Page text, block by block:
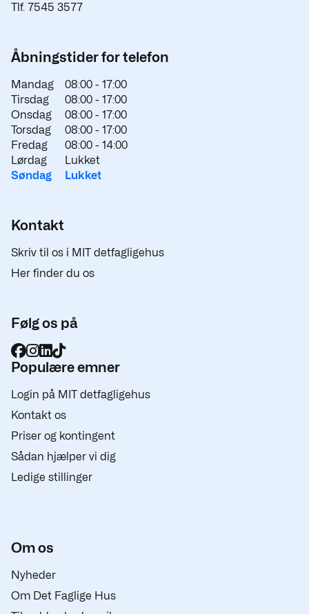
Tlf. 7545 3577
Åbningstider for telefon
Mandag 08:00 - 17:00
Tirsdag
08:00 - 17:00
Onsdag
08:00 - 17:00
Torsdag
08:00 - 17:00
Fredag
08:00 - 14:00
Lørdag
Lukket
Søndag
Lukket
Kontakt
Skriv til os i MIT detfagligehus
Her finder du os
Følg os på
Populære emner
Login på MIT detfagligehus
Kontakt os
Priser og kontingent
Sådan hjælper vi dig
Ledige stillinger
Om os
Nyheder
Om Det Faglige Hus